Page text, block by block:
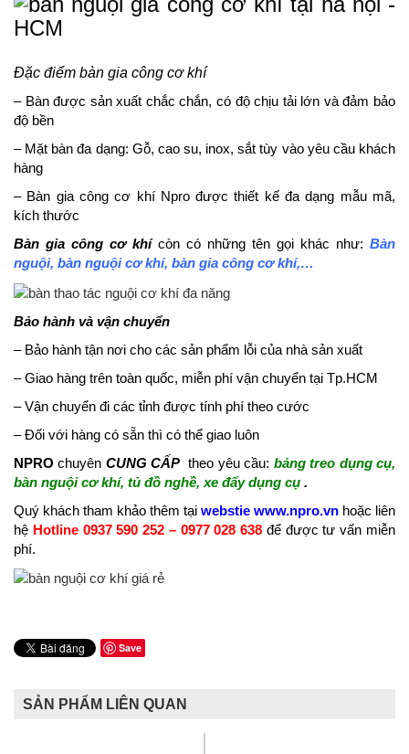
Đặc điểm bàn gia công cơ khí
– Bàn được sản xuất chắc chắn, có độ chịu tải lớn và đảm bảo
độ bền
– Mặt bàn đa dạng: Gỗ, cao su, inox, sắt tùy vào yêu cầu khách
hàng
– Bàn gia công cơ khí Npro được thiết kế đa dạng mẫu mã,
kích thước
Bàn gia công cơ khí còn có những tên gọi khác như: Bàn
nguội, bàn nguội cơ khí, bàn gia công cơ khí,…
Bảo hành và vận chuyển
– Bảo hành tận nơi cho các sản phẩm lỗi của nhà sản xuất
– Giao hàng trên toàn quốc, miễn phí vận chuyển tại Tp.HCM
– Vận chuyển đi các tỉnh được tính phí theo cước
– Đối với hàng có sẵn thì có thể giao luôn
NPRO chuyên CUNG CẤPtheo yêu cầu: bảng treo dụng cụ,
bàn nguội cơ khí, tủ đồ nghề, xe đẩy dụng cụ .
Quý khách tham khảo thêm tại webstie www.npro.vn hoặc liên
hệ Hotline 0937 590 252 – 0977 028 638 để được tư vấn miễn
phí.
Save
SẢN PHẨM LIÊN QUAN